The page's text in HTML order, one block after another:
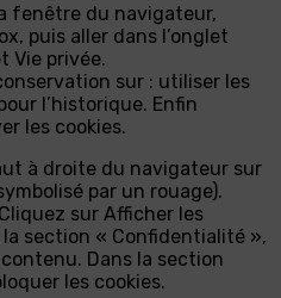
fenêtre du navigateur,
puis aller dans l’onglet
Vie privée.
sur : utiliser les
l’historique. Enfin
les cookies.
à droite du navigateur sur
par un rouage).
sur Afficher les
section « Confidentialité »,
Dans la section
les cookies.